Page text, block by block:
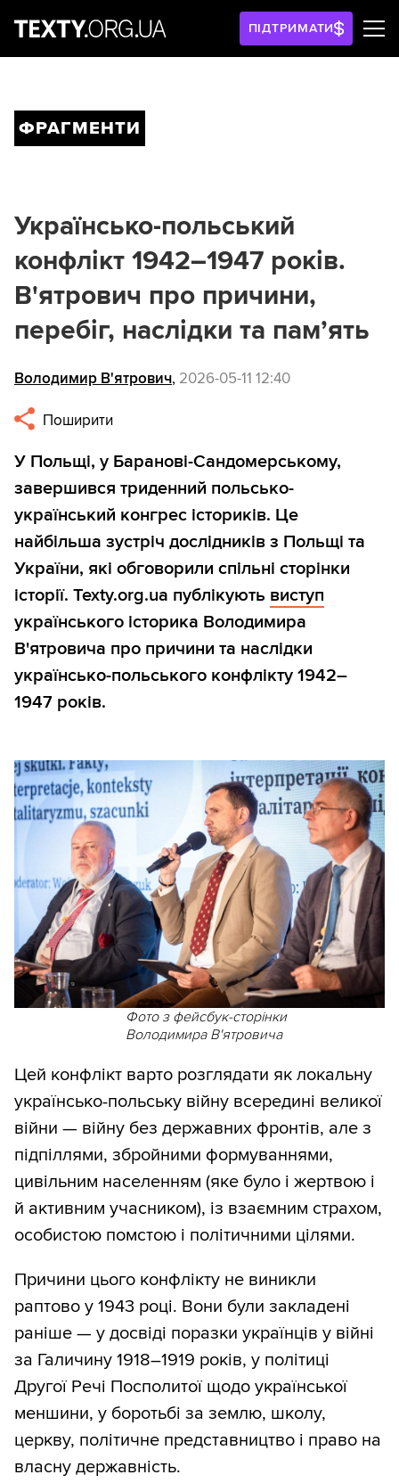
ПІДТРИМАТИ
ФРАГМЕНТИ
Українсько-польський
конфлікт 1942–1947 років.
В'ятрович про причини,
перебіг, наслідки та пам’ять
Володимир В'ятрович, 2026-05-11 12:40
Поширити
У Польщі, у Баранові-Сандомерському,
завершився триденний польсько-
український конгрес істориків. Це
найбільша зустріч дослідників з Польщі та
України, які обговорили спільні сторінки
історії. Texty.org.ua публікують виступ
українського історика Володимира
В'ятровича про причини та наслідки
українсько-польського конфлікту 1942–
1947 років.
Фото з фейсбук-сторінки
Володимира В'ятровича
Цей конфлікт варто розглядати як локальну
українсько-польську війну всередині великої
війни — війну без державних фронтів, але з
підпіллями, збройними формуваннями,
цивільним населенням (яке було і жертвою і
й активним учасником), із взаємним страхом,
особистою помстою і політичними цілями.
Причини цього конфлікту не виникли
раптово у 1943 році. Вони були закладені
раніше — у досвіді поразки українців у війні
за Галичину 1918–1919 років, у політиці
Другої Речі Посполитої щодо української
меншини, у боротьбі за землю, школу,
церкву, політичне представництво і право на
власну державність.